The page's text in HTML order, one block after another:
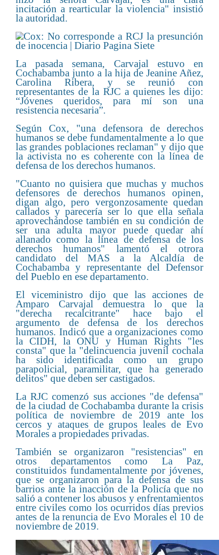
incitación a rearticular la violencia" insistió
la autoridad.
La pasada semana, Carvajal estuvo en
Cochabamba junto a la hija de Jeanine Añez,
Carolina Ribera, y se reunió con
representantes de la RJC a quienes les dijo:
“Jóvenes queridos, para mí son una
resistencia necesaria”.
Según Cox, "una defensora de derechos
humanos se debe fundamentalmente a lo que
las grandes poblaciones reclaman" y dijo que
la activista no es coherente con la línea de
defensa de los derechos humanos.
"Cuanto no quisiera que muchas y muchos
defensores de derechos humanos opinen,
digan algo, pero vergonzosamente quedan
callados y parecería ser lo que ella señala
aprovechándose también en su condición de
ser una adulta mayor puede quedar ahí
allanado como la línea de defensa de los
derechos humanos" lamentó el otrora
candidato del MAS a la Alcaldía de
Cochabamba y representante del Defensor
del Pueblo en ese departamento.
El viceministro dijo que las acciones de
Amparo Carvajal demuestra lo que la
"derecha recalcitrante" hace bajo el
argumento de defensa de los derechos
humanos. Indicó que a organizaciones como
la CIDH, la ONU y Human Rights "les
consta" que la "delincuencia juvenil cochala
ha sido identificada como un grupo
parapolicial, paramilitar, que ha generado
delitos" que deben ser castigados.
La RJC comenzó sus acciones "de defensa"
de la ciudad de Cochabamba durante la crisis
política de noviembre de 2019 ante los
cercos y ataques de grupos leales de Evo
Morales a propiedades privadas.
También se organizaron "resistencias" en
otros departamentos como La Paz,
constituidos fundamentalmente por jóvenes,
que se organizaron para la defensa de sus
barrios ante la inacción de la Policía que no
salió a contener los abusos y enfrentamientos
entre civiles como los ocurridos días previos
antes de la renuncia de Evo Morales el 10 de
noviembre de 2019.